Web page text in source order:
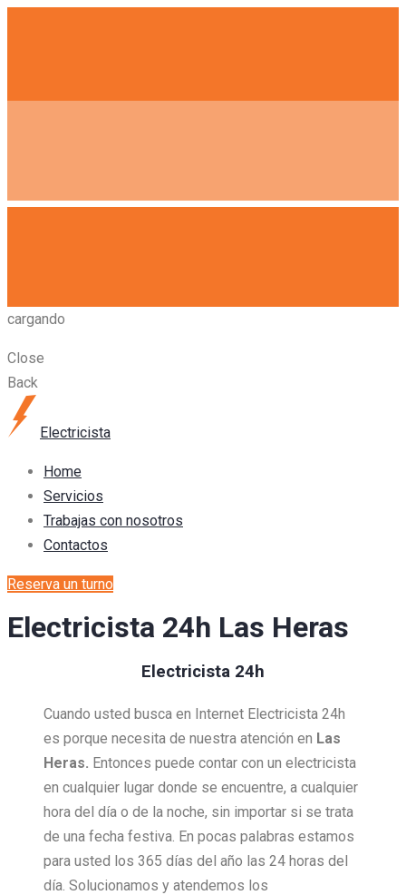
cargando
Close
Back
Electricista
Home
Servicios
Trabajas con nosotros
Contactos
Reserva un turno
Electricista 24h Las Heras
Electricista 24h
Cuando usted busca en Internet Electricista 24h
es porque necesita de nuestra atención en Las
Heras. Entonces puede contar con un electricista
en cualquier lugar donde se encuentre, a cualquier
hora del día o de la noche, sin importar si se trata
de una fecha festiva. En pocas palabras estamos
para usted los 365 días del año las 24 horas del
día. Solucionamos y atendemos los